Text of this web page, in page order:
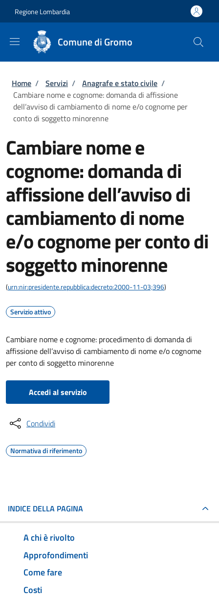
Regione Lombardia
Comune di Gromo
Briciole di pane
Home / Servizi / Anagrafe e stato civile /
Cambiare nome e cognome: domanda di affissione
dell’avviso di cambiamento di nome e/o cognome per
conto di soggetto minorenne
Cambiare nome e
cognome: domanda di
affissione dell’avviso di
cambiamento di nome
e/o cognome per conto di
soggetto minorenne
(urn:nir:presidente.repubblica:decreto:2000-11-03;396)
Servizio attivo
Cambiare nome e cognome: procedimento di domanda di
affissione dell’avviso di cambiamento di nome e/o cognome
per conto di soggetto minorenne
Accedi al servizio
Condividi
Normativa di riferimento
INDICE DELLA PAGINA
A chi è rivolto
Approfondimenti
Come fare
Costi